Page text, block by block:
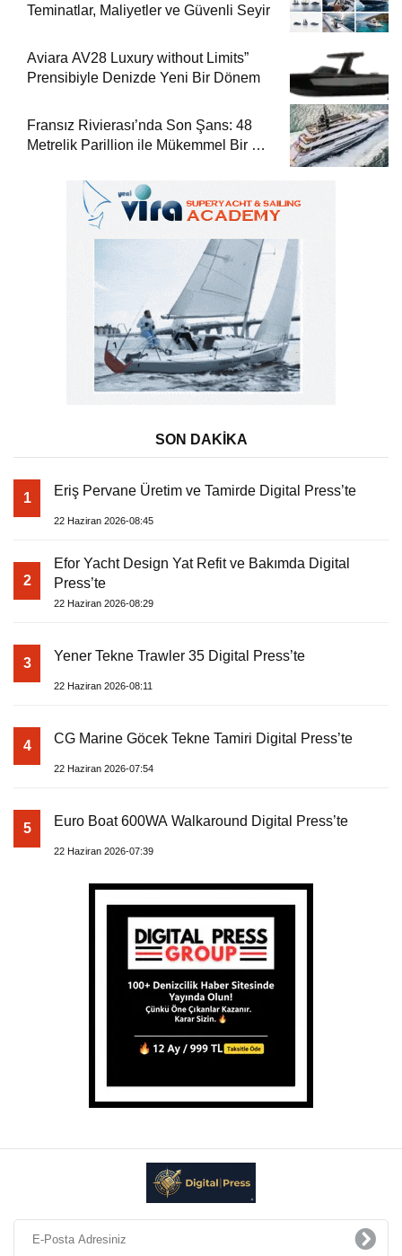
Teminatlar, Maliyetler ve Güvenli Seyir
Aviara AV28 Luxury without Limits”
Prensibiyle Denizde Yeni Bir Dönem
Fransız Rivierası’nda Son Şans: 48
Metrelik Parillion ile Mükemmel Bir Yat
SON DAKİKA
1 Eriş Pervane Üretim ve Tamirde Digital Press’te
22 Haziran 2026-08:45
2
Efor Yacht Design Yat Refit ve Bakımda Digital
Press’te
22 Haziran 2026-08:29
3 Yener Tekne Trawler 35 Digital Press’te
22 Haziran 2026-08:11
4 CG Marine Göcek Tekne Tamiri Digital Press’te
22 Haziran 2026-07:54
5 Euro Boat 600WA Walkaround Digital Press’te
22 Haziran 2026-07:39